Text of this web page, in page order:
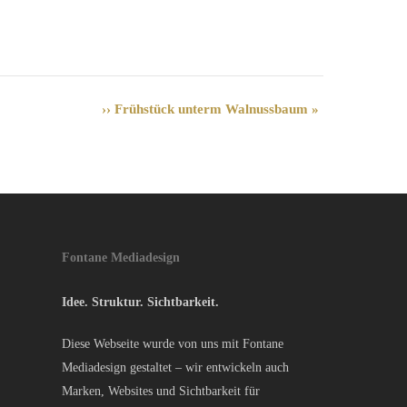
›› Frühstück unterm Walnussbaum »
Fontane Mediadesign
Idee. Struktur. Sichtbarkeit.
Diese Webseite wurde von uns mit Fontane
Mediadesign gestaltet – wir entwickeln auch
Marken, Websites und Sichtbarkeit für